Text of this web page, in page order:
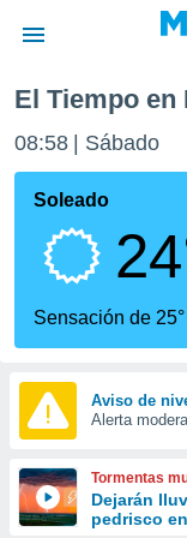
de
por
que se
calidad.
a este
las
y
forma
digital
basada
El Tiempo en
08:58 Sábado
Soleado
Sensación de 25°
Aviso de
Alerta
Tormentas
Dejarán
pedrisco